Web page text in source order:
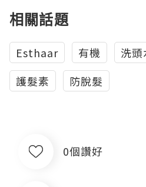
相關話題
Esthaar 有機 洗頭
護髮素
防脫髮
0個讚好